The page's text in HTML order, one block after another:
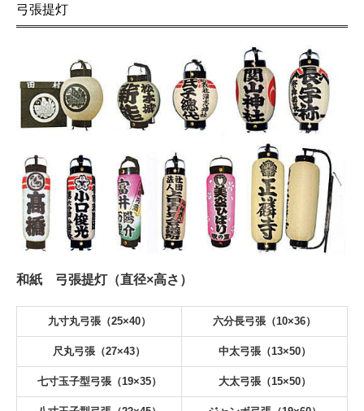
弓張提灯
和紙 弓張提灯（直径×高さ）
九寸丸弓張（25×40） 六分長弓張（10×36）
尺丸弓張（27×43） 中太弓張（13×50）
七寸玉子型弓張（19×35） 大太弓張（15×50）